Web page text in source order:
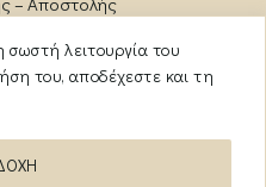
σωστή λειτουργία του
του, αποδέχεστε και τη
Brands